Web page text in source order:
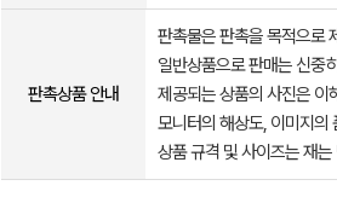
판촉상품 안내
판촉물은 판촉을 목적으로
일반상품으로 판매는 신중
제공되는 상품의 사진은 이
모니터의 해상도, 이미지의
상품 규격 및 사이즈는 재